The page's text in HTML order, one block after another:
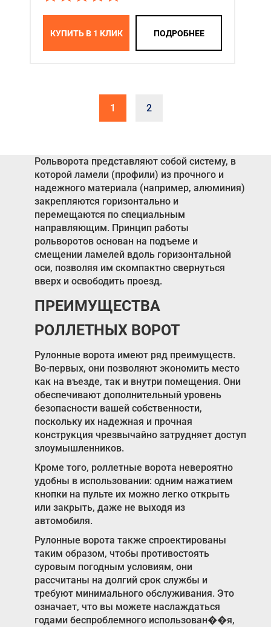
КУПИТЬ В 1 КЛИК ПОДРОБНЕЕ
1 2
Рольворота представляют собой систему, в
которой ламели (профили) из прочного и
надежного материала (например, алюминия)
закрепляются горизонтально и
перемещаются по специальным
направляющим. Принцип работы
рольворотов основан на подъеме и
смещении ламелей вдоль горизонтальной
оси, позволяя им скомпактно свернуться
вверх и освободить проезд.
ПРЕИМУЩЕСТВА
РОЛЛЕТНЫХ ВОРОТ
Рулонные ворота имеют ряд преимуществ.
Во-первых, они позволяют экономить место
как на въезде, так и внутри помещения. Они
обеспечивают дополнительный уровень
безопасности вашей собственности,
поскольку их надежная и прочная
конструкция чрезвычайно затрудняет доступ
злоумышленников.
Кроме того, роллетные ворота невероятно
удобны в использовании: одним нажатием
кнопки на пульте их можно легко открыть
или закрыть, даже не выходя из
автомобиля.
Рулонные ворота также спроектированы
таким образом, чтобы противостоять
суровым погодным условиям, они
рассчитаны на долгий срок службы и
требуют минимального обслуживания. Это
означает, что вы можете наслаждаться
годами беспроблемного использован��я,